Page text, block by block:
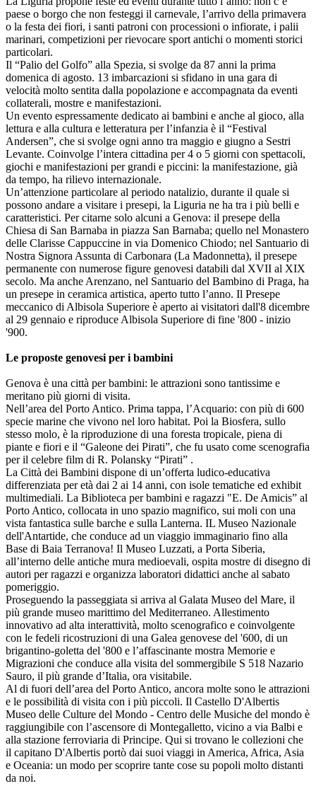
paese o borgo che non festeggi il carnevale, l’arrivo della primavera
o la festa dei fiori, i santi patroni con processioni o infiorate, i palii
marinari, competizioni per rievocare sport antichi o momenti storici
particolari.
Il “Palio del Golfo” alla Spezia, si svolge da 87 anni la prima
domenica di agosto. 13 imbarcazioni si sfidano in una gara di
velocità molto sentita dalla popolazione e accompagnata da eventi
collaterali, mostre e manifestazioni.
Un evento espressamente dedicato ai bambini e anche al gioco, alla
lettura e alla cultura e letteratura per l’infanzia è il “Festival
Andersen”, che si svolge ogni anno tra maggio e giugno a Sestri
Levante. Coinvolge l’intera cittadina per 4 o 5 giorni con spettacoli,
giochi e manifestazioni per grandi e piccini: la manifestazione, già
da tempo, ha rilievo internazionale.
Un’attenzione particolare al periodo natalizio, durante il quale si
possono andare a visitare i presepi, la Liguria ne ha tra i più belli e
caratteristici. Per citarne solo alcuni a Genova: il presepe della
Chiesa di San Barnaba in piazza San Barnaba; quello nel Monastero
delle Clarisse Cappuccine in via Domenico Chiodo; nel Santuario di
Nostra Signora Assunta di Carbonara (La Madonnetta), il presepe
permanente con numerose figure genovesi databili dal XVII al XIX
secolo. Ma anche Arenzano, nel Santuario del Bambino di Praga, ha
un presepe in ceramica artistica, aperto tutto l’anno. Il Presepe
meccanico di Albisola Superiore è aperto ai visitatori dall'8 dicembre
al 29 gennaio e riproduce Albisola Superiore di fine '800 - inizio
'900.
Le proposte genovesi per i bambini
Genova è una città per bambini: le attrazioni sono tantissime e
meritano più giorni di visita.
Nell’area del Porto Antico. Prima tappa, l’Acquario: con più di 600
specie marine che vivono nel loro habitat. Poi la Biosfera, sullo
stesso molo, è la riproduzione di una foresta tropicale, piena di
piante e fiori e il “Galeone dei Pirati”, che fu usato come scenografia
per il celebre film di R. Polansky “Pirati” .
La Città dei Bambini dispone di un’offerta ludico-educativa
differenziata per età dai 2 ai 14 anni, con isole tematiche ed exhibit
multimediali. La Biblioteca per bambini e ragazzi "E. De Amicis” al
Porto Antico, collocata in uno spazio magnifico, sui moli con una
vista fantastica sulle barche e sulla Lanterna. IL Museo Nazionale
dell'Antartide, che conduce ad un viaggio immaginario fino alla
Base di Baia Terranova! Il Museo Luzzati, a Porta Siberia,
all’interno delle antiche mura medioevali, ospita mostre di disegno di
autori per ragazzi e organizza laboratori didattici anche al sabato
pomeriggio.
Proseguendo la passeggiata si arriva al Galata Museo del Mare, il
più grande museo marittimo del Mediterraneo. Allestimento
innovativo ad alta interattività, molto scenografico e coinvolgente
con le fedeli ricostruzioni di una Galea genovese del '600, di un
brigantino-goletta del '800 e l’affascinante mostra Memorie e
Migrazioni che conduce alla visita del sommergibile S 518 Nazario
Sauro, il più grande d’Italia, ora visitabile.
Al di fuori dell’area del Porto Antico, ancora molte sono le attrazioni
e le possibilità di visita con i più piccoli. Il Castello D'Albertis
Museo delle Culture del Mondo - Centro delle Musiche del mondo è
raggiungibile con l’ascensore di Montegalletto, vicino a via Balbi e
alla stazione ferroviaria di Principe. Qui si trovano le collezioni che
il capitano D'Albertis portò dai suoi viaggi in America, Africa, Asia
e Oceania: un modo per scoprire tante cose su popoli molto distanti
da noi.